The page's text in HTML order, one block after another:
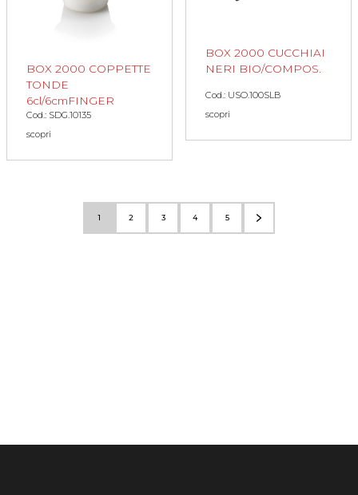
BOX 2000 COPPETTE
TONDE
6cl/6cmFINGER
Cod.: SDG.10135
scopri
BOX 2000 CUCCHIAI
NERI BIO/COMPOS.
Cod.: USO.100SLB
scopri
1 2 3 4 5